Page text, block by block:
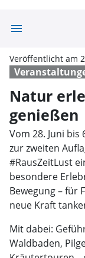
menu
Veröffentlicht am
Natur
genießen
Vom 28. Juni
zur zweiten
#RausZeitLust
besondere
Bewegung – für
neue Kraft
Mit dabei:
Waldbaden,